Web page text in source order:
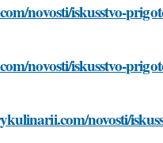
novosti/iskusstvo-
novosti/iskusstvo-
novosti/